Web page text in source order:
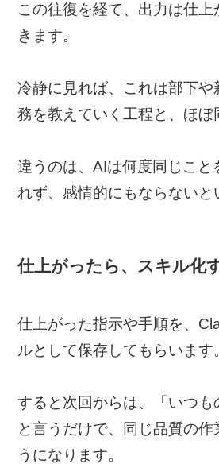
この往復を経て、出力は仕
きます。
冷静に見れば、これは部下や
務を教えていく工程と、ほぼ
違うのは、AIは何度同じこと
れず、感情的にもならないと
仕上がったら、スキル化
仕上がった指示や手順を、
ルとして保存してもらいます
すると次回からは、「いつも
と言うだけで、同じ品質の作
うになります。